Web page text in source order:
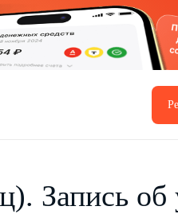
Запись